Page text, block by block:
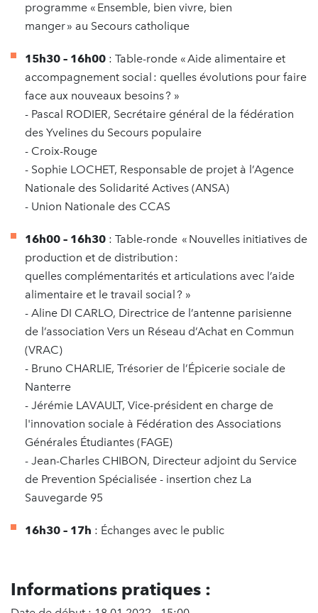
programme « Ensemble, bien vivre, bien
manger » au Secours catholique
15h30 – 16h00 : Table-ronde « Aide alimentaire et
accompagnement social : quelles évolutions pour faire
face aux nouveaux besoins ? »
- Pascal RODIER, Secrétaire général de la fédération
des Yvelines du Secours populaire
- Croix-Rouge
- Sophie LOCHET, Responsable de projet à l’Agence
Nationale des Solidarité Actives (ANSA)
- Union Nationale des CCAS
16h00 – 16h30 : Table-ronde « Nouvelles initiatives de
production et de distribution :
quelles complémentarités et articulations avec l’aide
alimentaire et le travail social ? »
- Aline DI CARLO, Directrice de l’antenne parisienne
de l’association Vers un Réseau d’Achat en Commun
(VRAC)
- Bruno CHARLIE, Trésorier de l’Épicerie sociale de
Nanterre
- Jérémie LAVAULT, Vice-président en charge de
l'innovation sociale à Fédération des Associations
Générales Étudiantes (FAGE)
- Jean-Charles CHIBON, Directeur adjoint du Service
de Prevention Spécialisée - insertion chez La
Sauvegarde 95
16h30 – 17h : Échanges avec le public
Informations pratiques :